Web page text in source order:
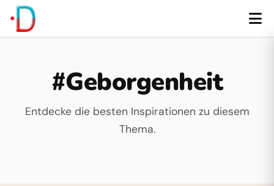
#Geborgenheit
Entdecke die besten Inspirationen zu diesem
Thema.